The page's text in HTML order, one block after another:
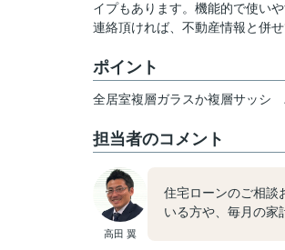
イプもあります。機能的で使い
連絡頂ければ、不動産情報と併
ポイント
全居室複層ガラスか複層サッシ
担当者のコメント
高田 翼
住宅ローンのご相談
いる方や、毎月の家